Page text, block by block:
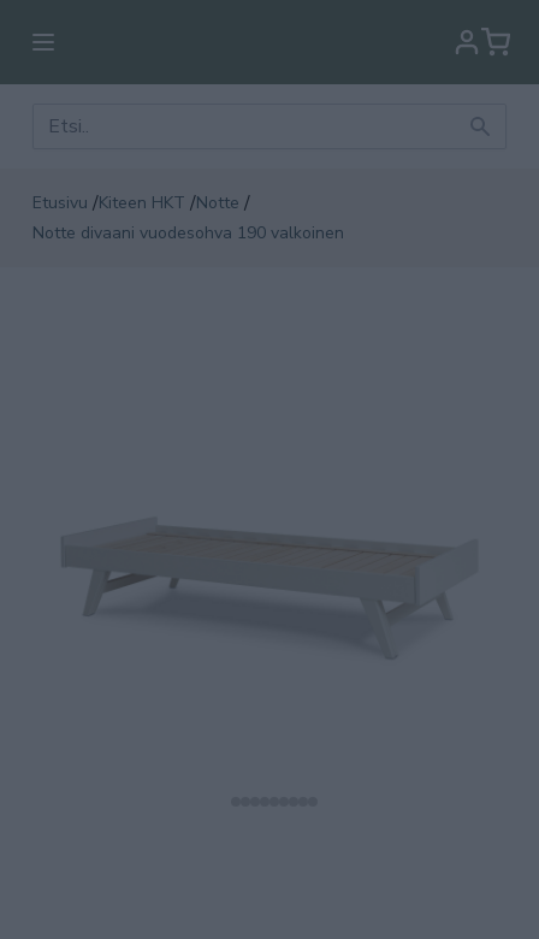
Etusivu /Kiteen HKT /Notte /
Notte divaani vuodesohva 190 valkoinen